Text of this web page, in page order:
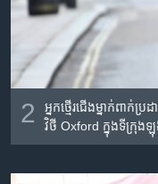
2
អ្នក​ថ្មើរជើង​ម្នាក់​ពាក់​
វិថី Oxford ក្នុង​ទីក្រុង​